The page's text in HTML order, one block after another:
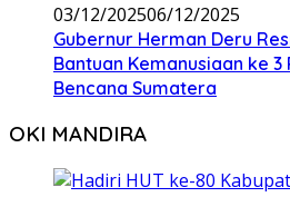
03/12/202506/12/2025
Gubernur Herman Deru
Bantuan Kemanusiaan ke
Bencana Sumatera
OKI MANDIRA